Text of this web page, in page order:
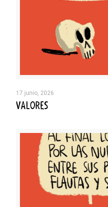
17 junio, 2026
VALORES